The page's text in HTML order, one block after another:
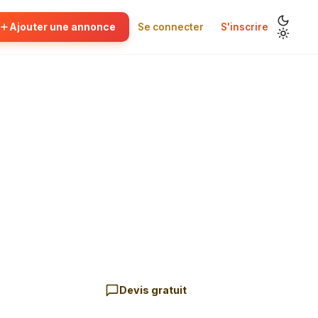
Ajouter une annonce Se connecter S'inscrire
Devis gratuit